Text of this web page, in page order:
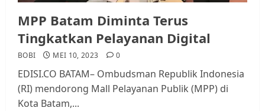
MPP Batam Diminta Terus
Tingkatkan Pelayanan Digital
BOBI MEI 10, 2023 0
EDISI.CO BATAM– Ombudsman Republik Indonesia
(RI) mendorong Mall Pelayanan Publik (MPP) di
Kota Batam,...